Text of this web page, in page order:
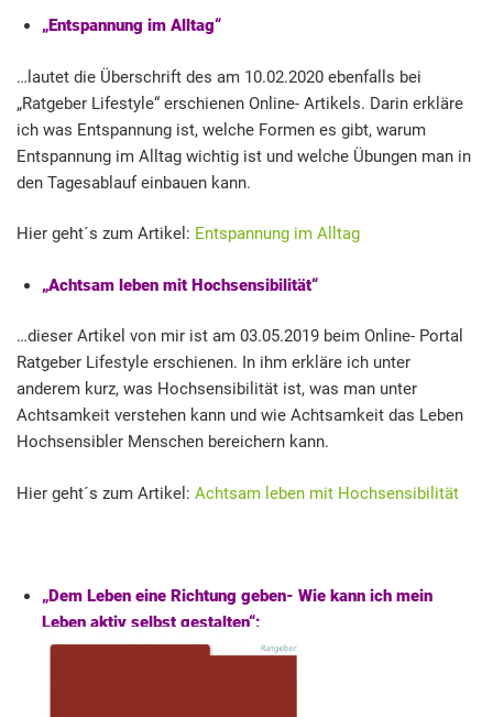
„Entspannung im Alltag“
…lautet die Überschrift des am 10.02.2020 ebenfalls bei
„Ratgeber Lifestyle“ erschienen Online- Artikels. Darin erkläre
ich was Entspannung ist, welche Formen es gibt, warum
Entspannung im Alltag wichtig ist und welche Übungen man in
den Tagesablauf einbauen kann.
Hier geht´s zum Artikel: Entspannung im Alltag
„Achtsam leben mit Hochsensibilität“
…dieser Artikel von mir ist am 03.05.2019 beim Online- Portal
Ratgeber Lifestyle erschienen. In ihm erkläre ich unter
anderem kurz, was Hochsensibilität ist, was man unter
Achtsamkeit verstehen kann und wie Achtsamkeit das Leben
Hochsensibler Menschen bereichern kann.
Hier geht´s zum Artikel: Achtsam leben mit Hochsensibilität
„Dem Leben eine Richtung geben- Wie kann ich mein
Leben aktiv selbst gestalten“: